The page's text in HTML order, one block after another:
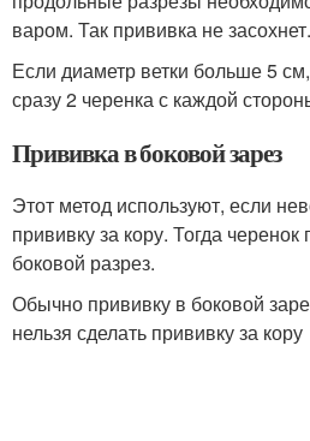
варом. Так прививка не засохнет.
Если диаметр ветки больше 5
сразу 2 черенка с каждой
Прививка в боковой зарез
Этот метод используют, если
прививку за кору. Тогда черенок
боковой разрез.
Обычно прививку в боковой
нельзя сделать прививку за кору